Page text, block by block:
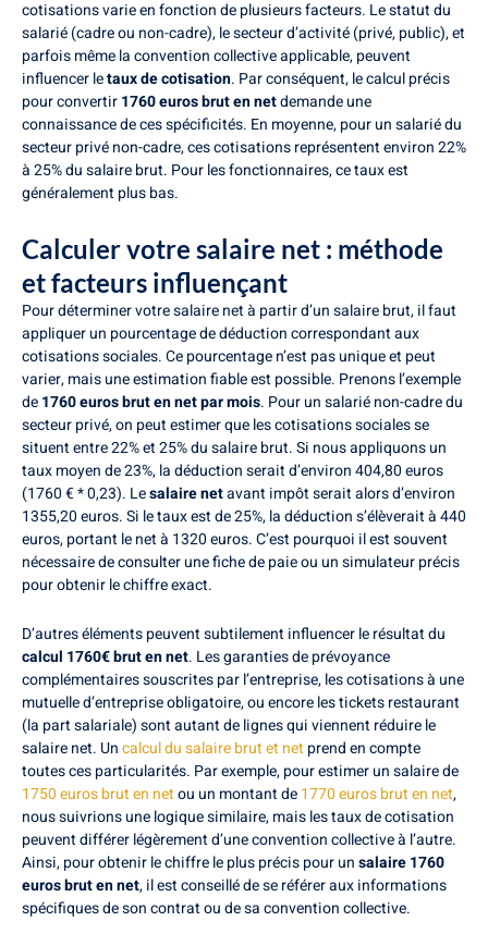
cotisations varie en fonction de plusieurs facteurs. Le statut du
salarié (cadre ou non-cadre), le secteur d’activité (privé, public), et
parfois même la convention collective applicable, peuvent
influencer letaux de cotisation. Par conséquent, le calcul précis
pour convertir1760 euros brut en netdemande une
connaissance de ces spécificités. En moyenne, pour un salarié du
secteur privé non-cadre, ces cotisations représentent environ 22%
à 25% du salaire brut. Pour les fonctionnaires, ce taux est
généralement plus bas.
Calculer votre salaire net : méthode
et facteurs influençant
Pour déterminer votre salaire net à partir d’un salaire brut, il faut
appliquer un pourcentage de déduction correspondant aux
cotisations sociales. Ce pourcentage n’est pas unique et peut
varier, mais une estimation fiable est possible. Prenons l’exemple
de1760 euros brut en net par mois. Pour un salarié non-cadre du
secteur privé, on peut estimer que les cotisations sociales se
situent entre 22% et 25% du salaire brut. Si nous appliquons un
taux moyen de 23%, la déduction serait d’environ 404,80 euros
(1760 € * 0,23). Lesalaire netavant impôt serait alors d’environ
1355,20 euros. Si le taux est de 25%, la déduction s’élèverait à 440
euros, portant le net à 1320 euros. C’est pourquoi il est souvent
nécessaire de consulter une fiche de paie ou un simulateur précis
pour obtenir le chiffre exact.
D’autres éléments peuvent subtilement influencer le résultat du
calcul 1760€ brut en net. Les garanties de prévoyance
complémentaires souscrites par l’entreprise, les cotisations à une
mutuelle d’entreprise obligatoire, ou encore les tickets restaurant
(la part salariale) sont autant de lignes qui viennent réduire le
salaire net. Uncalcul du salaire brut et net prend en compte
toutes ces particularités. Par exemple, pour estimer un salaire de
1750 euros brut en netou un montant de1770 euros brut en net,
nous suivrions une logique similaire, mais les taux de cotisation
peuvent différer légèrement d’une convention collective à l’autre.
Ainsi, pour obtenir le chiffre le plus précis pour unsalaire 1760
euros brut en net, il est conseillé de se référer aux informations
spécifiques de son contrat ou de sa convention collective.